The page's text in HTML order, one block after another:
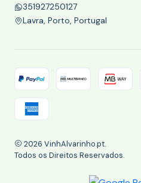
351927250127
Lavra, Porto, Portugal
2026 VinhAlvarinho.pt.
Todos os Direitos Reservados.